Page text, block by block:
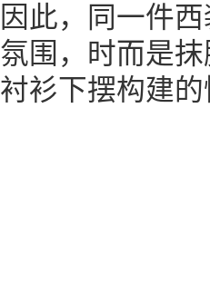
因此，同一件
氛围，时而是
衬衫下摆构建的